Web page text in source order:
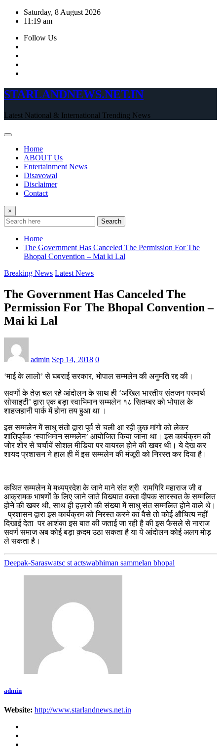
Skip
Saturday, 8 August 2026
11:19 am
Follow Us
STARLANDNEWS.NET.IN
Latest National & International Trending News
Home
ABOUT Us
Entertainment News
Disavowal
Disclaimer
Contact
×
Search
Home
The Government Has Canceled The Permission For The
Bhopal Convention – Mai ki Lal
Breaking News Latest News
The Government Has Canceled The
Permission For The Bhopal Convention –
Mai ki Lal
admin Sep 14, 2018 0
‘माई के लालो’ से घबराई सरकार, भोपाल सम्मलेन की अनुमति रद्द की।
सवर्णो के तेज़ चल रहे आंदोलन के साथ ही ‘अखिल भारतीय संतजन परमार्थ
सोसाइटी’ द्वारा एक बड़ा स्वाभिमान सम्मलेन १८ सितम्बर को भोपाल के
शाहजहानी पार्क में होना तय हुआ था ।
इस सम्मलेन में साधु संतो द्वारा पूर्व से चली आ रही कुछ मांगो को लेकर
शांतिपूर्वक ‘स्वाभिमान सम्मलेन’ आयोजित किया जाना था। इस कार्यक्रम की
जोर शोर से चर्चायें सोशल मीडिया पर वायरल होने की खबर थी। ये देख कर
शायद प्रशासन ने हाल ही में इस सम्मलेन की मंजूरी को निरस्त कर दिया है।
कथित सम्मलेन मे मध्यप्रदेश के जाने माने संत श्री रामगिरि महाराज जी व
आक्रामक भाषणों के लिए जाने जाते विख्यात वक्ता दीपक सारस्वत के सम्मलित
होने की खबर थी, साथ ही हज़ारो की संख्या में साधु संत सम्मलित होने वाले थे।
प्रशासन द्वारा इस कार्यक्रम को निरस्त करने का वैसे तो कोई औचित्य नहीं
दिखाई देता पर आशंका इस बात की जताई जा रही है की इस फैसले से नाराज
सवर्ण समाज अब कोई बड़ा क़दम उठा सकता है या ये आंदोलन कोई अलग मोड़
ले सकता है।
Deepak-Saraswatsc st actswabhiman sammelan bhopal
admin
Website: http://www.starlandnews.net.in